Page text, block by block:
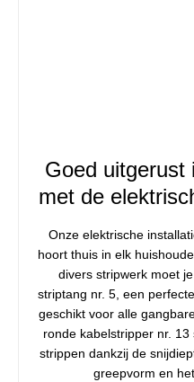
Goed uitgerust
met de
Onze elektrische
hoort thuis in elk
divers stripwerk moet
striptang nr. 5, een
geschikt voor alle
ronde kabelstripper nr.
strippen dankzij de
greepvorm en